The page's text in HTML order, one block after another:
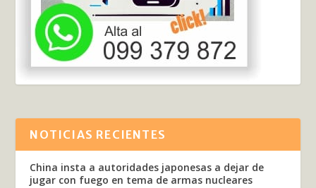
NOTICIAS RECIENTES
China insta a autoridades japonesas a dejar de
jugar con fuego en tema de armas nucleares